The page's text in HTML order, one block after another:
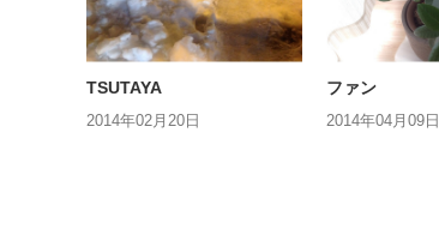
TSUTAYA
2014年02月20日
ファン
2014年04月09日